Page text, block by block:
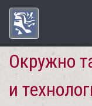
Окружно
и